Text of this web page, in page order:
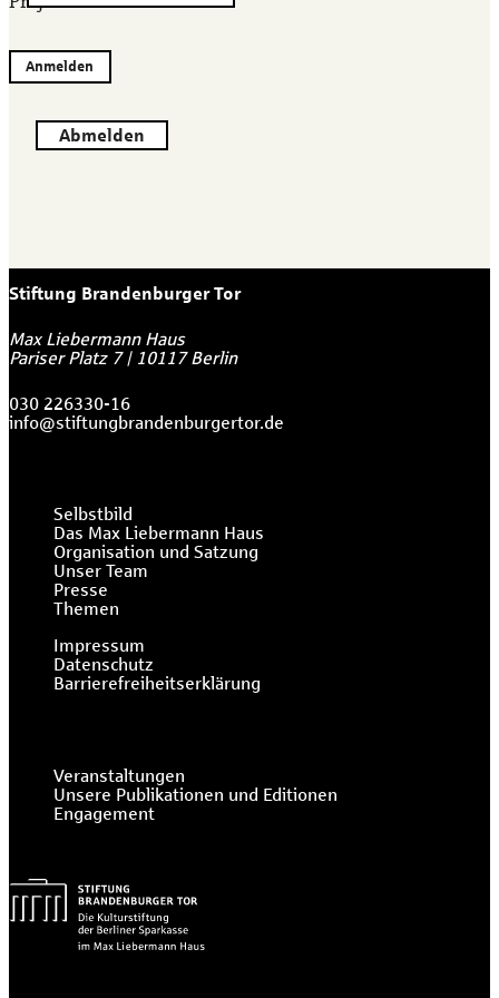
Anmelden
Abmelden
Stiftung Brandenburger Tor
Max Liebermann Haus
Pariser Platz 7| 10117 Berlin
030 226330-16
info@stiftungbrandenburgertor.de
Selbstbild
Das Max Liebermann Haus
Organisation und Satzung
Unser Team
Presse
Themen
Impressum
Datenschutz
Barrierefreiheitserklärung
Veranstaltungen
Unsere Publikationen und Editionen
Engagement